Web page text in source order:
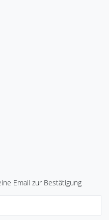
Email zur Bestätigung